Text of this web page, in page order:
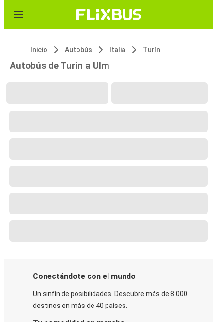
Inicio Autobús Italia Turín
Autobús de Turín a Ulm
Conectándote con el mundo
Un sinfín de posibilidades. Descubre más de 8.000
destinos en más de 40 países.